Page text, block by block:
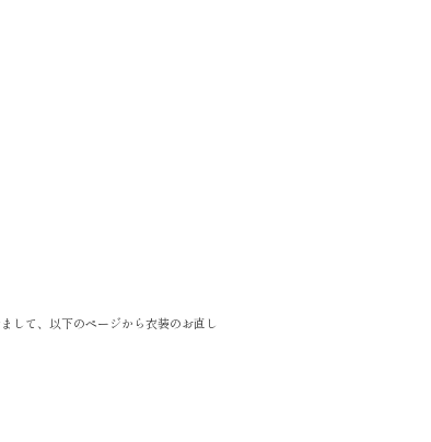
して、以下のページから衣装のお直し